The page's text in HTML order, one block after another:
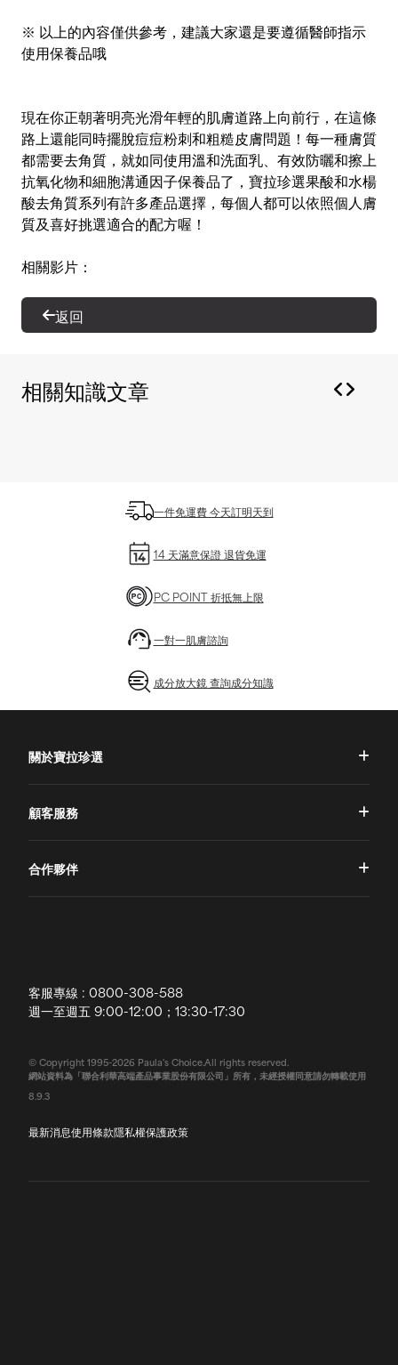
※ 以上的內容僅供參考，建議大家還是要遵循醫師指示
使用保養品哦
現在你正朝著明亮光滑年輕的肌膚道路上向前行，在這條
路上還能同時擺脫痘痘粉刺和粗糙皮膚問題！每一種膚質
都需要去角質，就如同使用溫和洗面乳、有效防曬和擦上
抗氧化物和細胞溝通因子保養品了，寶拉珍選果酸和水楊
酸去角質系列有許多產品選擇，每個人都可以依照個人膚
質及喜好挑選適合的配方喔！
相關影片：
返回
相關知識文章
一件免運費 今天訂明天到
14 天滿意保證 退貨免運
PC POINT 折抵無上限
一對一肌膚諮詢
成分放大鏡 查詢成分知識
關於寶拉珍選
專業國際團隊
顧客服務
退換貨政策
聯絡我們
合作夥伴
客服專線 : 0800-308-588
週一至週五 9:00-12:00；13:30-17:30
© Copyright 1995-2026 Paula's Choice.All rights reserved.
網站資料為「聯合利華高端產品事業股份有限公司」所有，未經授權同意請勿轉載使用
8.9.3
最新消息使用條款隱私權保護政策